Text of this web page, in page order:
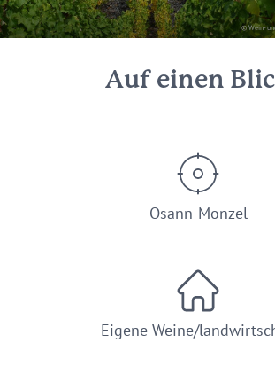
© Wein-
Auf einen
Osann-Monzel
Eigene Weine/